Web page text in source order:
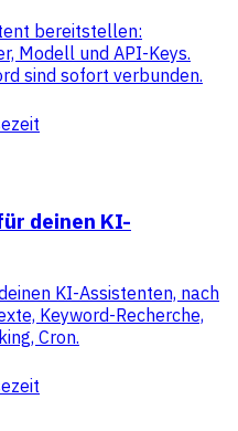
bereitstellen:
Modell und API-Keys.
sind sofort verbunden.
deinen KI-
KI-Assistenten, nach
Keyword-Recherche,
Cron.